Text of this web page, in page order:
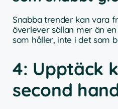
Snabba trender kan vara
överlever sällan mer än
som håller, inte i det som
4: Upptäck
second